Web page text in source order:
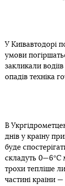
У Київавтодорі
умови
закликали
опадів техніка
В
днів у країну
буде
складуть 0—6°C
трохи тепліше
частині країни